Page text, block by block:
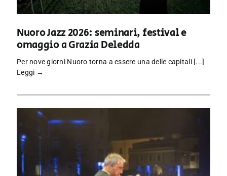
Nuoro Jazz 2026: seminari, festival e
omaggio a Grazia Deledda
Per nove giorni Nuoro torna a essere una delle capitali [...]
Leggi →